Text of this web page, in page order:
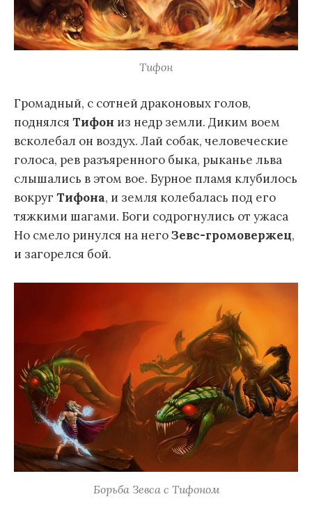
Тифон
Громадный, с сотней драконовых голов,
поднялся Тифон из недр земли. Диким воем
всколебал он воздух. Лай собак, человеческие
голоса, рев разъяренного быка, рыканье льва
слышались в этом вое. Бурное пламя клубилось
вокруг Тифона, и земля колебалась под его
тяжкими шагами. Боги содрогнулись от ужаса
Но смело ринулся на негоЗевс-громовержец,
и загорелся бой.
Борьба Зевса с Тифоном